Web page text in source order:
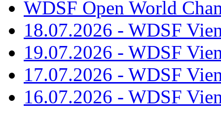
WDSF Open World
18.07.2026 - WDSF
19.07.2026 - WDSF
17.07.2026 - WDSF
16.07.2026 - WDSF